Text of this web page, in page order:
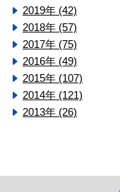
2019年 (42)
2018年 (57)
2017年 (75)
2016年 (49)
2015年 (107)
2014年 (121)
2013年 (26)